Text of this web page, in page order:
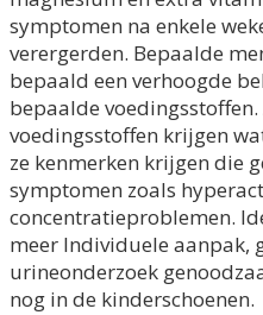
symptomen na enkele
verergerden. Bepaalde
bepaald een verhoogde
bepaalde
voedingsstoffen krijgen
ze kenmerken krijgen die
symptomen zoals
concentratieproblemen.
meer Individuele aanpak,
urineonderzoek
nog in de kinderschoenen.